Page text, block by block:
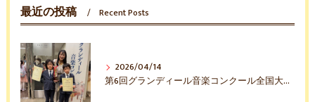
最近の投稿 Recent Posts
2026/04/14
第6回グランディール音楽コンクール全国大会入賞おめでとう！